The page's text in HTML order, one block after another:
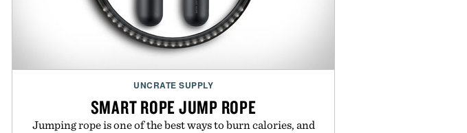
UNCRATE SUPPLY
SMART ROPE JUMP ROPE
Jumping rope is one of the best ways to burn calories, and